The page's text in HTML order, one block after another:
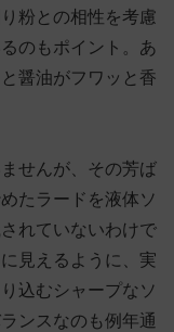
粉との相性を考慮
のもポイント。あ
醤油がフワッと香
せんが、その芳ば
たラードを液体ソ
れていないわけで
見えるように、実
込むシャープなソ
ンスなのも例年通